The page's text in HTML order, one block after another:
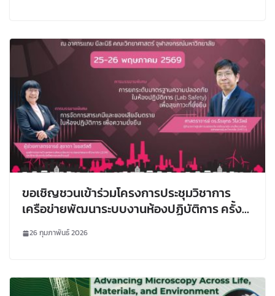
ขอเชิญชวนเข้าร่วมโครงการประชุมวิชาการ
เครือข่ายพัฒนาระบบงานห้องปฏิบัติการ ครั้งที่
5 : “Smart Lab 5: ESG-Driven Smart Labs
for SDGs”
26 กุมภาพันธ์ 2026